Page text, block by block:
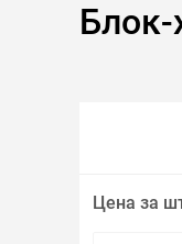
Всё для
Цена за